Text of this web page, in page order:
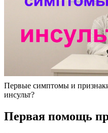
Первые симптомы и
инсульт?
Первая помощь